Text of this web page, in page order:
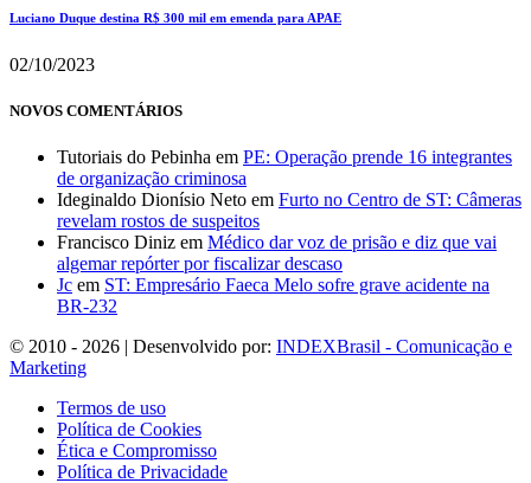
Luciano Duque destina R$ 300 mil em emenda para APAE
02/10/2023
NOVOS COMENTÁRIOS
Tutoriais do Pebinha em PE: Operação prende 16 integrantes
de organização criminosa
Ideginaldo Dionísio Neto em Furto no Centro de ST: Câmeras
revelam rostos de suspeitos
Francisco Diniz em Médico dar voz de prisão e diz que vai
algemar repórter por fiscalizar descaso
Jc em ST: Empresário Faeca Melo sofre grave acidente na
BR-232
© 2010 - 2026 | Desenvolvido por: INDEXBrasil - Comunicação e
Marketing
Termos de uso
Política de Cookies
Ética e Compromisso
Política de Privacidade